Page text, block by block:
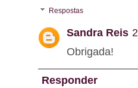
Respostas
Sandra Reis
Obrigada!
Responder